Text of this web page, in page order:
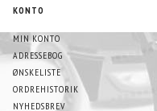
KONTO
MIN KONTO
ADRESSEBOG
ØNSKELISTE
ORDREHISTORIK
NYHEDSBREV